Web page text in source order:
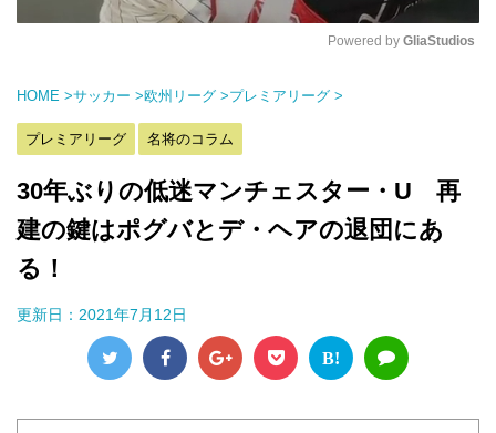
Powered by GliaStudios
HOME >サッカー >欧州リーグ >プレミアリーグ >
プレミアリーグ 名将のコラム
30年ぶりの低迷マンチェスター・U 再
建の鍵はポグバとデ・ヘアの退団にあ
る！
更新日： 2021年7月12日
B!